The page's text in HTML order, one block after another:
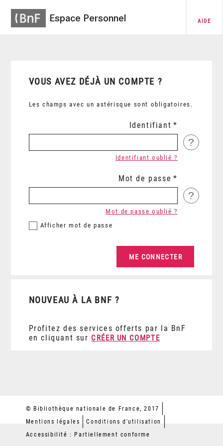
Espace Personnel AIDE
VOUS AVEZ DÉJÀ UN COMPTE ?
Les champs avec un astérisque sont obligatoires.
Identifiant
?
Identifiant oublié ?
Mot de passe
?
Afficher mot de passe
Mot de passe oublié ?
NOUVEAU À LA BNF ?
Profitez des services offerts par la BnF
en cliquant sur CRÉER UN COMPTE
© Bibliothèque nationale de France, 2017
Mentions légales
Conditions d'utilisation
Accessibilité : Partiellement conforme